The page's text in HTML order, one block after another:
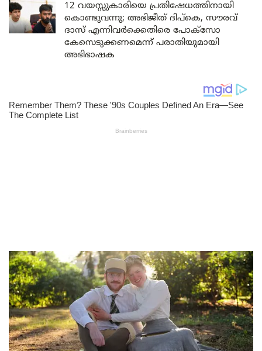
12 വയസ്സുകാരിയെ പ്രതിഷേധത്തിനായി
കൊണ്ടുവന്നു; അഭിജീത് ദിപ്കെ, സൗരവ്
ദാസ് എന്നിവർക്കെതിരെ പോക്സോ
കേസെടുക്കണമെന്ന് പരാതിയുമായി
അഭിഭാഷക